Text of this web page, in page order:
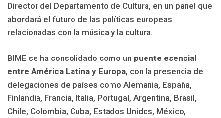
Director del Departamento de Cultura, en un panel que
abordará el futuro de las políticas europeas
relacionadas con la música y la cultura.
BIME se ha consolidado como un puente esencial
entre América Latina y Europa, con la presencia de
delegaciones de países como Alemania, España,
Finlandia, Francia, Italia, Portugal, Argentina, Brasil,
Chile, Colombia, Cuba, Estados Unidos, México,